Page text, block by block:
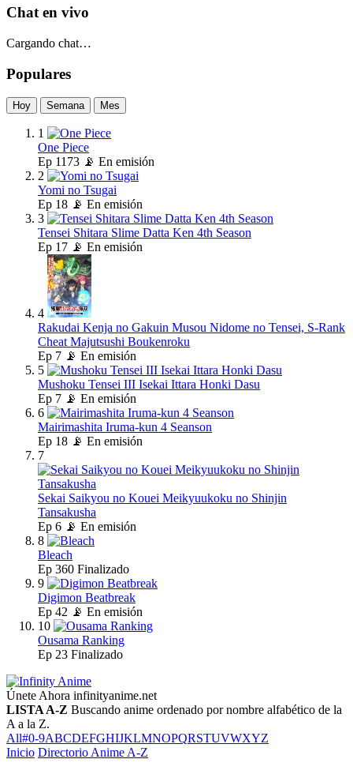
Chat en vivo
Cargando chat…
Populares
Hoy Semana Mes
1
One Piece
Ep 1173 📡 En emisión
2
Yomi no Tsugai
Ep 18 📡 En emisión
3
Tensei Shitara Slime Datta Ken 4th Season
Ep 17 📡 En emisión
4
Rakudai Kenja no Gakuin Musou Nidome no Tensei, S-Rank
Cheat Majutsushi Boukenroku
Ep 7 📡 En emisión
5
Mushoku Tensei III Isekai Ittara Honki Dasu
Ep 7 📡 En emisión
6
Mairimashita Iruma-kun 4 Seanson
Ep 18 📡 En emisión
7
Sekai Saikyou no Kouei Meikyuukoku no Shinjin
Tansakusha
Ep 6 📡 En emisión
8
Bleach
Ep 360 Finalizado
9
Digimon Beatbreak
Ep 42 📡 En emisión
10
Ousama Ranking
Ep 23 Finalizado
Únete Ahora infinityanime.net
LISTA A-Z Buscando anime ordenado por nombre alfabético de la
A a la Z.
All#0-9ABCDEFGHIJKLMNOPQRSTUVWXYZ
Inicio Directorio Anime A-Z